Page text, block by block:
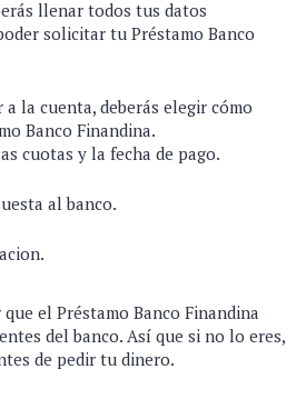
llenar todos tus datos
solicitar tu Préstamo Banco
a la cuenta, deberás elegir cómo
Banco Finandina.
cuotas y la fecha de pago.
al banco.
el Préstamo Banco Finandina
del banco. Así que si no lo eres,
de pedir tu dinero.